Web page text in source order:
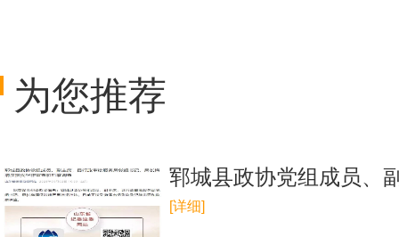
为您推荐
郓城县政协党组成员、
[详细]